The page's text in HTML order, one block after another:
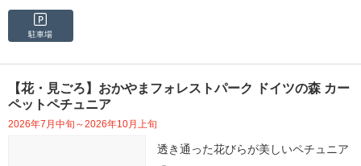
駐車場
【花・見ごろ】おかやまフォレストパーク ドイツの森 カー
ペットペチュニア
2026年7月中旬～2026年10月上旬
透き通った花びらが美しいペチュニア